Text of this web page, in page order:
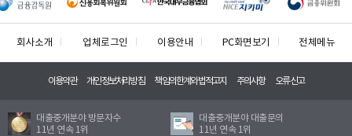
회사소개 업체로그인 이용안내 PC화면보기 전체메뉴
이용약관 개인정보처리방침 책임의한계와법적고지 주의사항 오류신고
대출중개분야 방문자수
11년 연속 1위
대출중개분야 대출문의
11년 연속 1위